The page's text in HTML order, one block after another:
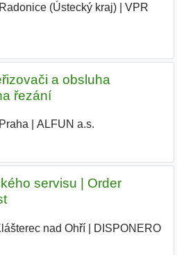
Radonice (Ústecký kraj)|
VPR
a obsluha
řezání
Praha ALFUN a.s.
servisu | Order
nad Ohří
DISPONERO